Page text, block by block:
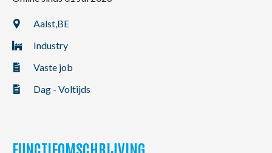
Aalst,BE
Industry
Vaste job
Dag - Voltijds
FUNCTIEOMSCHRIJVING